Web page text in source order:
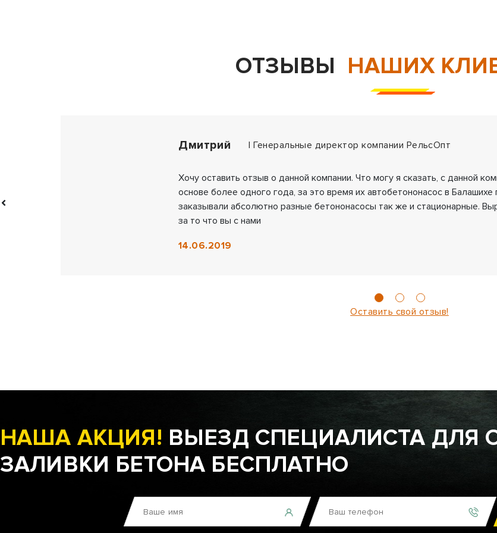
ОТЗЫВЫ НАШИХ
Дмитрий | Генеральные директор компании РельсОпт
Хочу оставить отзыв о данной компании. Что могу я сказать, с данной
основе более одного года, за это время их автобетононасос в
заказывали абсолютно разные бетононасосы так же и стационарные.
за то что вы с нами
14.06.2019
Оставить свой отзыв!
НАША АКЦИЯ! ВЫЕЗД СПЕЦИАЛИСТА ДЛЯ
ЗАЛИВКИ БЕТОНА БЕСПЛАТНО